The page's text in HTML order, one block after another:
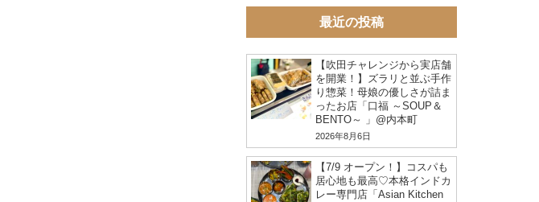
最近の投稿
【吹田チャレンジから実店舗
を開業！】ズラリと並ぶ手作
り惣菜！母娘の優しさが詰ま
ったお店「口福 ～SOUP＆
BENTO～ 」@内本町
2026年8月6日
【7/9 オープン！】コスパも
居心地も最高♡本格インドカ
レー専門店「Asian Kitchen